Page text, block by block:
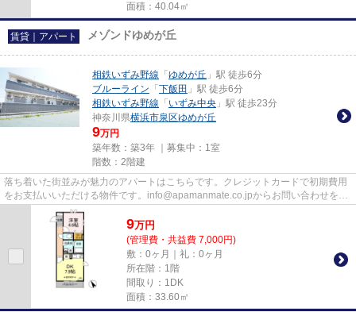
面積：40.04㎡
賃貸｜アパート メゾンドゆめが丘
相鉄いずみ野線 「 ゆめが丘 」駅 徒歩6分
ブルーライン 「 下飯田 」駅 徒歩6分
相鉄いずみ野線 「 いずみ中央 」駅 徒歩23分
神奈川県横浜市泉区ゆめが丘
9万円
築年数：築3年 ｜募集中： 1室
階数：2階建
落ち着いた街並みが魅力のアパートはこちらです。クレジットカードで初期費用
をお支払いいただける物件です。info@apamanmate.co.jpからお問い合わせをお
待ちしております。横浜市泉区...
9万円
(管理費・共益費 7,000円)
敷：0ヶ月｜礼：0ヶ月
所在階：1階
間取り：1DK
面積：33.60㎡